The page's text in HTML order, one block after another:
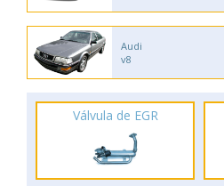
Audi
v8
Válvula de EGR